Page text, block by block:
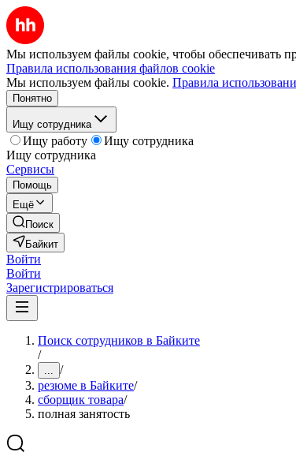
Мы используем файлы cookie, чтобы обеспечивать
Правила использования файлов cookie
Мы используем файлы cookie. Правила
Понятно
Ищу сотрудника
Ищу работу
Ищу сотрудника
Ищу сотрудника
Сервисы
Помощь
Ещё
Поиск
Байкит
Войти
Войти
Зарегистрироваться
Поиск сотрудников в Байките
/
... /
резюме в Байките/
сборщик товара/
полная занятость